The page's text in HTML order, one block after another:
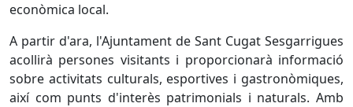
econòmica local.
A partir d'ara, l'Ajuntament de Sant Cugat Sesgarrigues
acollirà persones visitants i proporcionarà informació
sobre activitats culturals, esportives i gastronòmiques,
així com punts d'interès patrimonials i naturals. Amb